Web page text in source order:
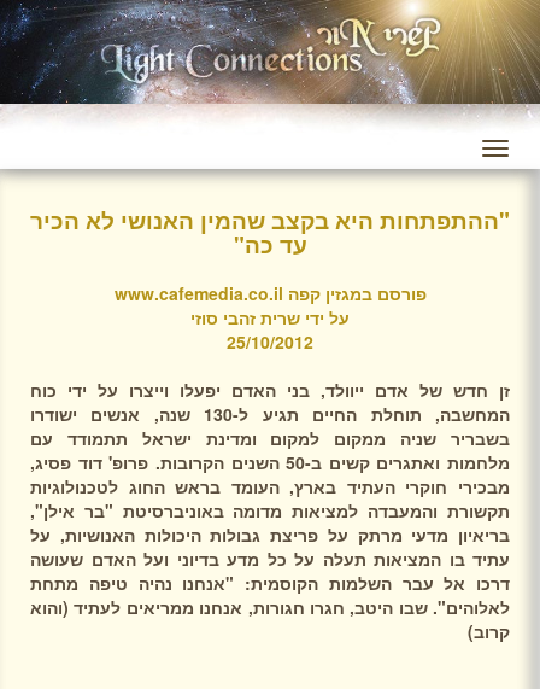
"ההתפתחות היא בקצב שהמין האנושי לא הכיר
עד כה"
פורסם במגזין קפה www.cafemedia.co.il
על ידי שרית זהבי סוזי
25/10/2012
זן חדש של אדם ייוולד, בני האדם יפעלו וייצרו על ידי כוח
המחשבה, תוחלת החיים תגיע ל-130 שנה, אנשים ישודרו
בשבריר שניה ממקום למקום ומדינת ישראל תתמודד עם
מלחמות ואתגרים קשים ב-50 השנים הקרובות. פרופ' דוד פסיג,
מבכירי חוקרי העתיד בארץ, העומד בראש החוג לטכנולוגיות
תקשורת והמעבדה למציאות מדומה באוניברסיטת "בר אילן",
בריאיון מדעי מרתק על פריצת גבולות היכולות האנושיות, על
עתיד בו המציאות תעלה על כל מדע בדיוני ועל האדם שעושה
דרכו אל עבר השלמות הקוסמית: "אנחנו נהיה טיפה מתחת
לאלוהים". שבו היטב, חגרו חגורות, אנחנו ממריאים לעתיד (והוא
קרוב)